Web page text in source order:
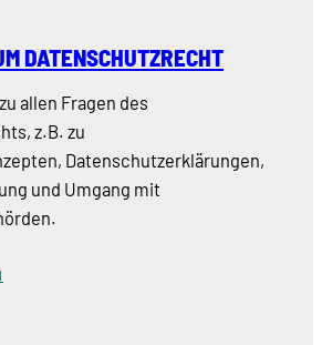
DATENSCHUTZRECHT
allen Fragen des
z.B. zu
Datenschutzerklärungen,
und Umgang mit